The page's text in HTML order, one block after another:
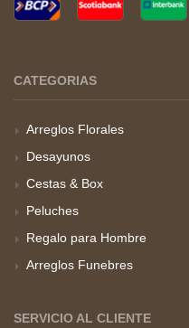
CATEGORIAS
Arreglos Florales
Desayunos
Cestas & Box
Peluches
Regalo para Hombre
Arreglos Funebres
SERVICIO AL CLIENTE